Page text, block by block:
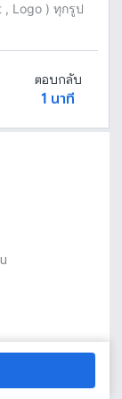
, Logo ) ทุกรูป
ตอบกลับ
1 นาที